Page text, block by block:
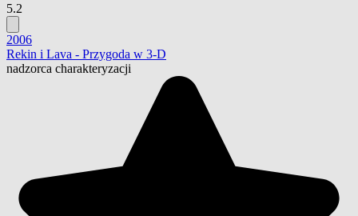
5.2
2006
Rekin i Lava - Przygoda w 3-D
nadzorca charakteryzacji